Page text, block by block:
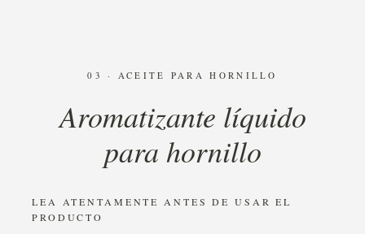
03 · ACEITE PARA HORNILLO
Aromatizante líquido
para hornillo
LEA ATENTAMENTE ANTES DE USAR EL
PRODUCTO